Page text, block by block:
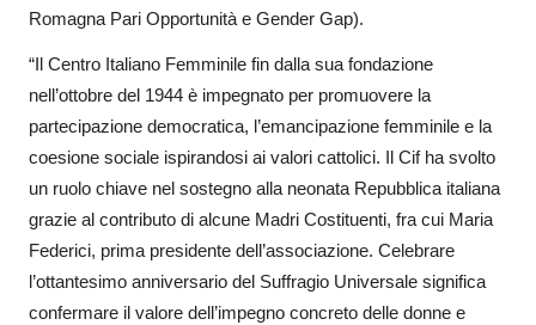
Romagna Pari Opportunità e Gender Gap).
“Il Centro Italiano Femminile fin dalla sua fondazione
nell’ottobre del 1944 è impegnato per promuovere la
partecipazione democratica, l’emancipazione femminile e la
coesione sociale ispirandosi ai valori cattolici. Il Cif ha svolto
un ruolo chiave nel sostegno alla neonata Repubblica italiana
grazie al contributo di alcune Madri Costituenti, fra cui Maria
Federici, prima presidente dell’associazione. Celebrare
l’ottantesimo anniversario del Suffragio Universale significa
confermare il valore dell’impegno concreto delle donne e